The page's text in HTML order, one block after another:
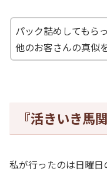
パック詰めしてもら
他のお客さんの真似
『活きいき馬
私が行ったのは日曜日